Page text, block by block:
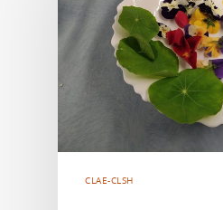
CLAE-CLSH